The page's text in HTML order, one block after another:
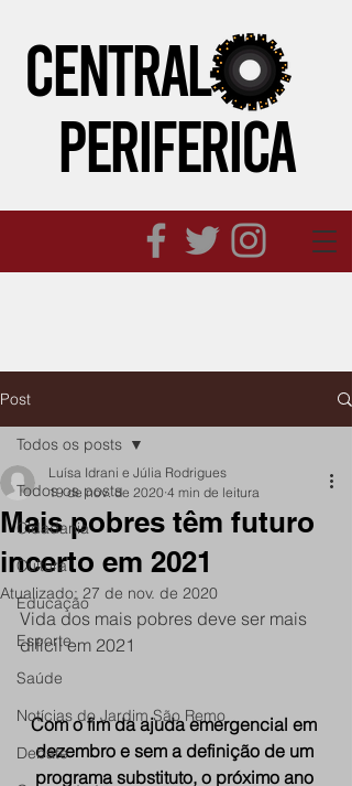
CENTRAL
PERIFeRICA
Post
Todos os posts
Cidadania
Cultura
Educação
Esporte
Saúde
Notícias do Jardim São Remo
Debate
Todos os posts
Mais pobres têm futuro
incerto em 2021
Luísa Idrani e Júlia Rodrigues
19 de nov. de 2020 4 min de leitura
Atualizado: 27 de nov. de 2020
Vida dos mais pobres deve ser mais
difícil em 2021
Com o fim da ajuda emergencial em
dezembro e sem a definição de um
programa substituto, o próximo ano